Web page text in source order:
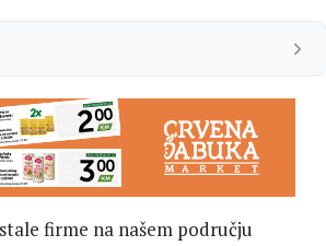
firme na našem području